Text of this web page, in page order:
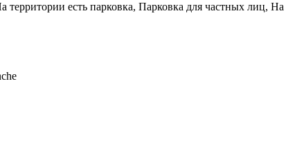
есть парковка, Парковка для частных лиц, На